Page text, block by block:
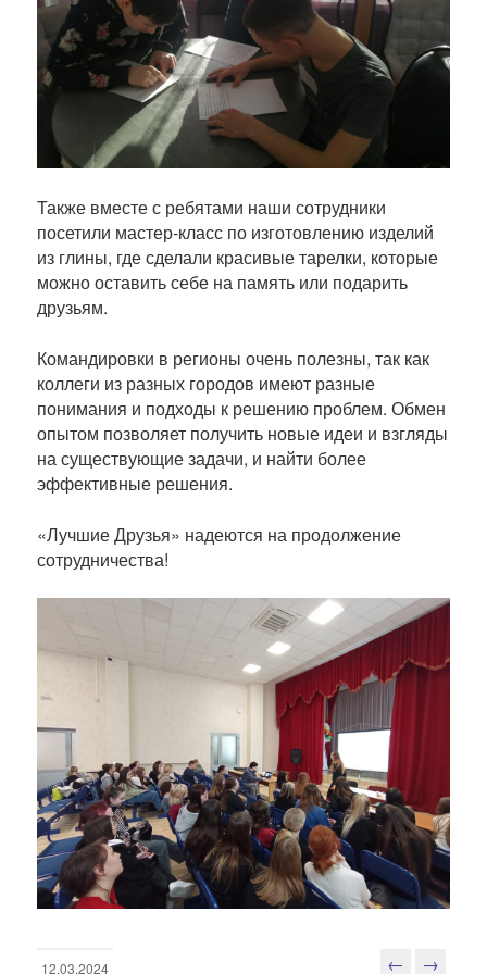
Также вместе с ребятами наши сотрудники
посетили мастер-класс по изготовлению изделий
из глины, где сделали красивые тарелки, которые
можно оставить себе на память или подарить
друзьям.
Командировки в регионы очень полезны, так как
коллеги из разных городов имеют разные
понимания и подходы к решению проблем. Обмен
опытом позволяет получить новые идеи и взгляды
на существующие задачи, и найти более
эффективные решения.
«Лучшие Друзья» надеются на продолжение
сотрудничества!
12.03.2024 ← →